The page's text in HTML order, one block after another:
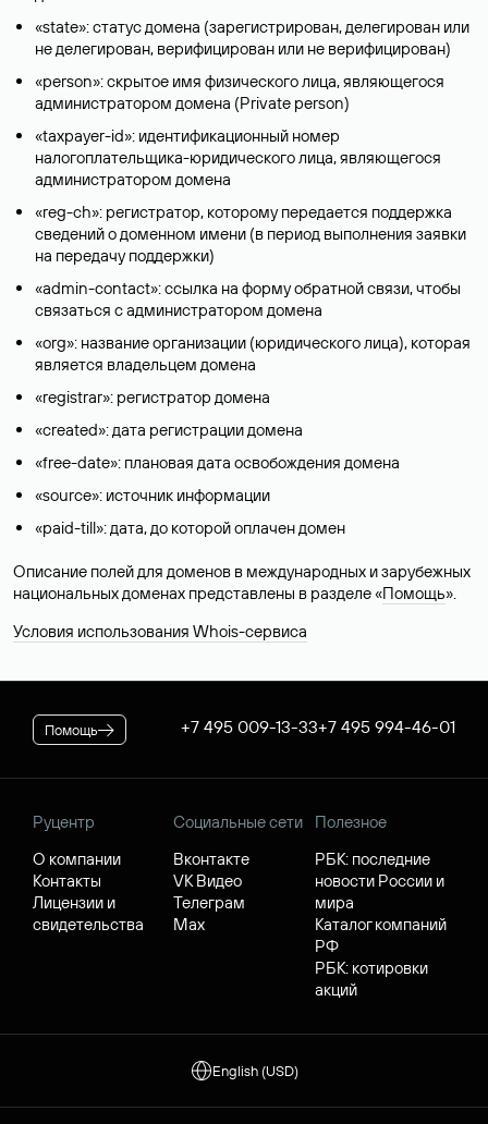
«state»: статус домена (зарегистрирован, делегирован или
не делегирован, верифицирован или не верифицирован)
«person»: скрытое имя физического лица, являющегося
администратором домена (Privatе person)
«taxpayer-id»: идентификационный номер
налогоплательщика-юридического лица, являющегося
администратором домена
«reg-ch»: регистратор, которому передается поддержка
сведений о доменном имени (в период выполнения заявки
на передачу поддержки)
«admin-contact»: ссылка на форму обратной связи, чтобы
связаться с администратором домена
«org»: название организации (юридического лица), которая
является владельцем домена
«registrar»: регистратор домена
«created»: дата регистрации домена
«free-date»: плановая дата освобождения домена
«source»: источник информации
«paid-till»: дата, до которой оплачен домен
Описание полей для доменов в международных и зарубежных
национальных доменах представлены в разделе «Помощь».
Условия использования Whois-сервиса
Помощь +7 495 009-13-33+7 495 994-46-01
Руцентр
О компании
Контакты
Лицензии и
свидетельства
Социальные сети
Вконтакте
VK Видео
Телеграм
Max
Полезное
РБК: последние
новости России и
мира
Каталог компаний
РФ
РБК: котировки
акций
English (USD)